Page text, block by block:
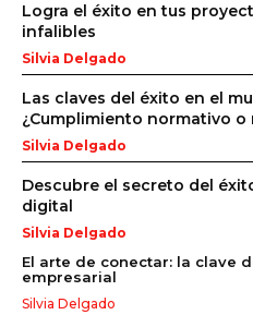
Logra el éxito en tus
infalibles
Silvia Delgado
Las claves del éxito en el
¿Cumplimiento normativo
Silvia Delgado
Descubre el secreto del
digital
Silvia Delgado
El arte de conectar: la clave
empresarial
Silvia Delgado